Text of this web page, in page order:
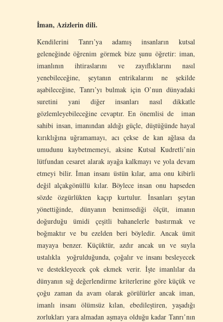
İman, Azizlerin dili.
Kendilerini Tanrı’ya adamış insanların kutsal
geleneğinde öğrenim görmek bize şunu öğretir: iman,
imanlının ihtiraslarını ve zayıflıklarını nasıl
yenebileceğine, şeytanın entrikalarını ne şekilde
aşabileceğine, Tanrı’yı bulmak için O’nun dünyadaki
suretini yani diğer insanları nasıl dikkatle
gözlemleyebileceğine cevaptır. En önemlisi de iman
sahibi insan, imanından aldığı güçle, düştüğünde hayal
kırıklığına uğramamayı, acı çekse de kan ağlasa da
umudunu kaybetmemeyi, aksine Kutsal Kudretli’nin
lütfundan cesaret alarak ayağa kalkmayı ve yola devam
etmeyi bilir. İman insanı üstün kılar, ama onu kibirli
değil alçakgönüllü kılar. Böylece insan onu hapseden
sözde özgürlükten kaçıp kurtulur. İnsanları şeytan
yönettiğinde, dünyanın benimsediği ölçüt, imanın
doğurduğu ümidi çeşitli bahanelerle bastırmak ve
boğmaktır ve bu ezelden beri böyledir. Ancak ümit
mayaya benzer. Küçüktür, azdır ancak un ve suyla
ustalıkla yoğrulduğunda, çoğalır ve insanı besleyecek
ve destekleyecek çok ekmek verir. İşte imanlılar da
dünyanın sığ değerlendirme kriterlerine göre küçük ve
çoğu zaman da avam olarak görülürler ancak iman,
imanlı insanı ölümsüz kılan, ebedileştiren, yaşadığı
zorlukları yara almadan aşmaya olduğu kadar Tanrı’nın